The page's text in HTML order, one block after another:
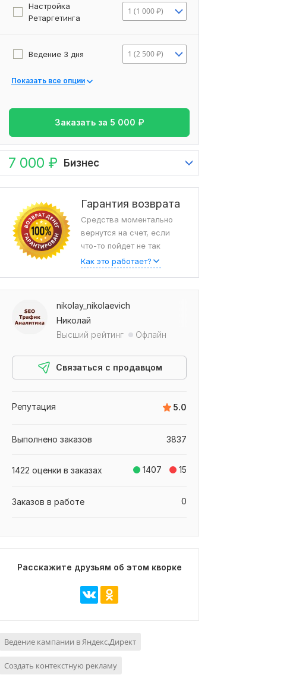
Настройка
Ретаргетинга
1 (1 000 ₽)
Ведение 3 дня 1 (2 500 ₽)
Показать все опции
Заказать за 5 000 ₽
7 000 ₽ Бизнес
Гарантия возврата
Средства моментально
вернутся на счет, если
что-то пойдет не так
Как это работает?
nikolay_nikolaevich
Николай
Высший рейтинг
Офлайн
Связаться с продавцом
5.0
Репутация
3837
Выполнено заказов
1407 15
1422 оценки в заказах
0
Заказов в работе
Расскажите друзьям об этом кворке
Ведение кампании в Яндекс.Директ
Создать контекстную рекламу